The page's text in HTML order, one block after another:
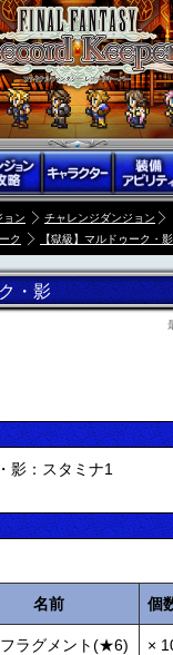
ョン
チャレンジダンジョン
ク
【獄級】マルドゥーク・影
・影
影：スタミナ1
名前 個
ラグメント(★6) ×